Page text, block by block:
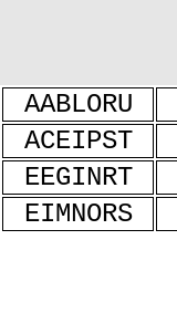
AABLORU
ACEIPST
EEGINRT
EIMNORS